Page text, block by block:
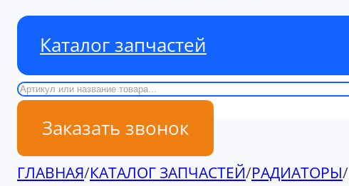
Каталог запчастей
Поиск
Заказать звонок
ГЛАВНАЯ/КАТАЛОГ ЗАПЧАСТЕЙ/РАДИАТОРЫ/